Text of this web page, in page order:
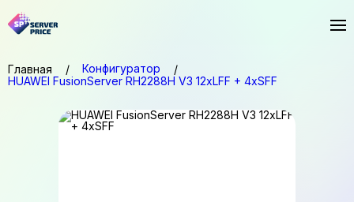
Главная
Конфигуратор
HUAWEI FusionServer RH2288H V3 12xLFF + 4xSFF